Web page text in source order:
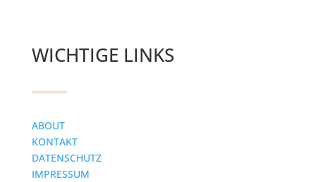
WICHTIGE LINKS
ABOUT
KONTAKT
DATENSCHUTZ
IMPRESSUM